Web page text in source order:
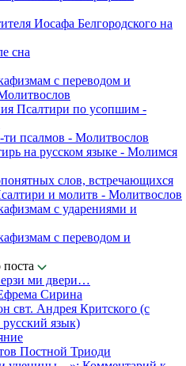
Иосафа Белгородского на
сна
с переводом и
Псалтири по усопшим -
псалмов - Молитвослов
на русском языке - Молимся
слов, встречающихся
и молитв - Молитвослов
с ударениями и
с переводом и
ми двери…
Сирина
свт. Андрея Критского (с
язык)
Постной Триоди